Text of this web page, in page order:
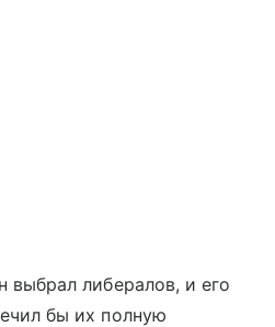
либералов, и его
бы их полную